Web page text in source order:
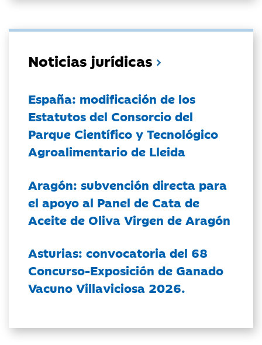
Noticias jurídicas
España: modificación de los
Estatutos del Consorcio del
Parque Científico y Tecnológico
Agroalimentario de Lleida
Aragón: subvención directa para
el apoyo al Panel de Cata de
Aceite de Oliva Virgen de Aragón
Asturias: convocatoria del 68
Concurso-Exposición de Ganado
Vacuno Villaviciosa 2026.